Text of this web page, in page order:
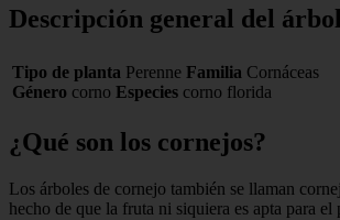
Descripción general del
Tipo de planta Perenne Familia Cornáceas
Género corno Especies corno florida
¿Qué son los cornejos?
Los árboles de cornejo también se llaman
hecho de que la fruta ni siquiera es apta para